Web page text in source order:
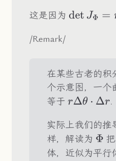
这是因为 \det
det JΦ =
/Remark/
在某些古老的积
个示意图，一个
等于 rΔθ ⋅ Δr.
实际上我们的推
样，解读为 Φ
体，近似为平行